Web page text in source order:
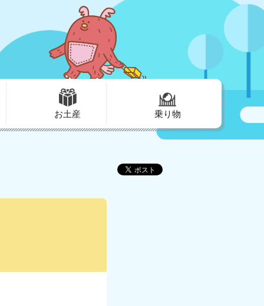
お土産 乗り物